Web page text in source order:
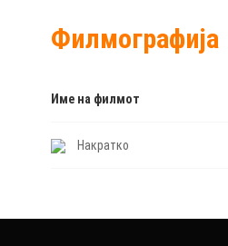
Филмографија
Име на филмот
Накратко